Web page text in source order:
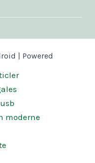
| Powered
moderne